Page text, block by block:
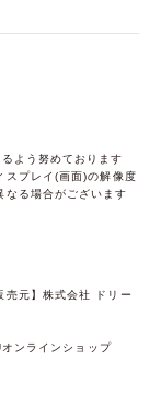
よう努めております
スプレイ(画面)の解像度
なる場合がございます
売元】株式会社 ドリー
ンラインショップ